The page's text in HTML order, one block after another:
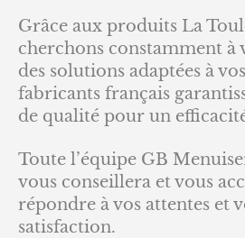
Grâce aux produits La
cherchons constamment à
des solutions adaptées à
fabricants français
de qualité pour un
Toute l’équipe GB
vous conseillera et vous
répondre à vos attentes et
satisfaction.